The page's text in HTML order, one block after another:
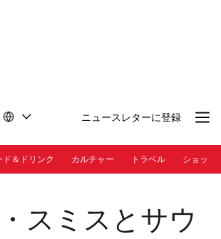
ニュースレターに登録
ド＆ドリンク カルチャー トラベル ショッピ
スミスとサウ